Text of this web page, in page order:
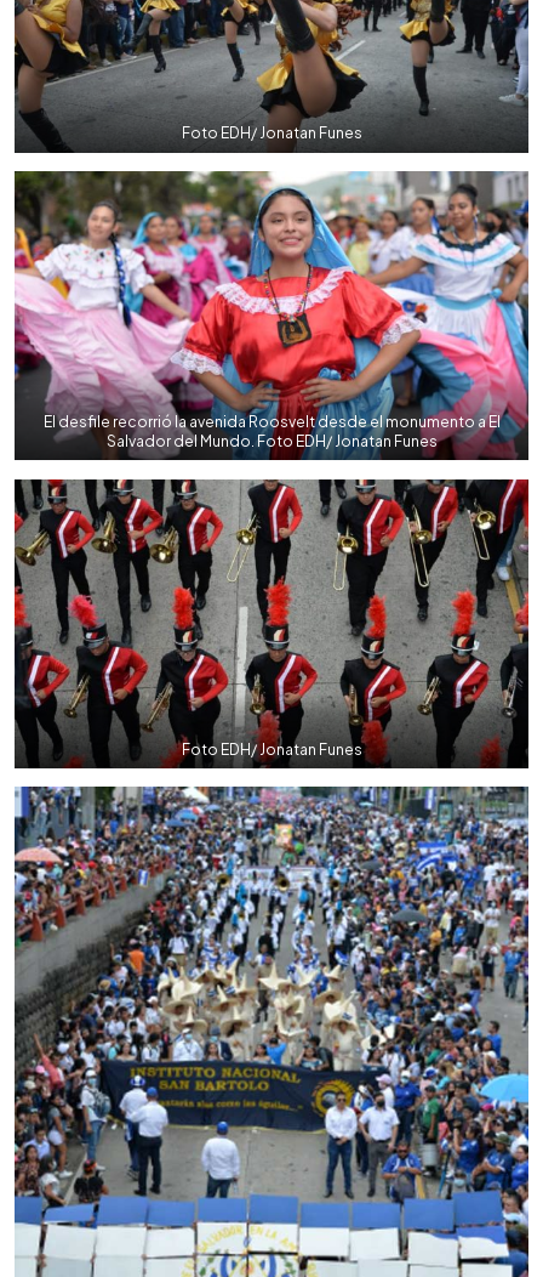
Foto EDH/ Jonatan Funes
El desfile recorrió la avenida Roosvelt desde el monumento a El
Salvador del Mundo. Foto EDH/ Jonatan Funes
Foto EDH/ Jonatan Funes